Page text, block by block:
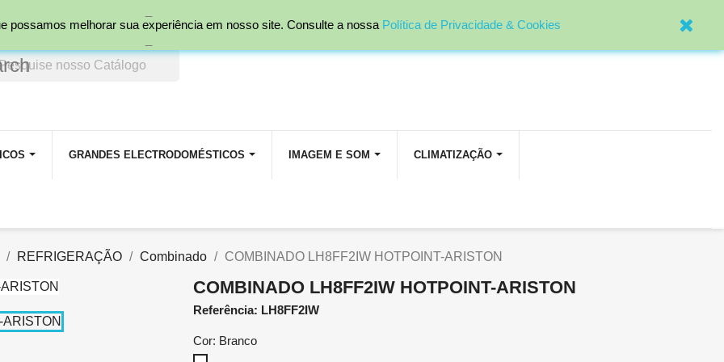
GRANDES ELECTRODOMÉSTICOS IMAGEM E SOM CLIMATIZAÇÃO
REFRIGERAÇÃO Combinado COMBINADO LH8FF2IW HOTPOINT-ARISTON
COMBINADO LH8FF2IW HOTPOINT-ARISTON
Referência: LH8FF2IW
Cor: Branco
possamos melhorar sua experiência em nosso site. Consulte a nossa Política de Privacidade & Cookies